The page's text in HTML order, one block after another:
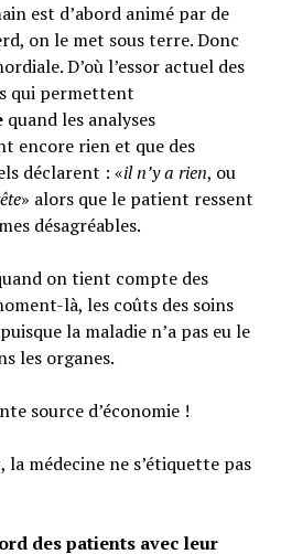
est d’abord animé par de
on le met sous terre. Donc
D’où l’essor actuel des
qui permettent
quand les analyses
encore rien et que des
déclarent : «il n’y a rien, ou
» alors que le patient ressent
désagréables.
on tient compte des
là, les coûts des soins
la maladie n’a pas eu le
les organes.
source d’économie !
la médecine ne s’étiquette pas
des patients avec leur